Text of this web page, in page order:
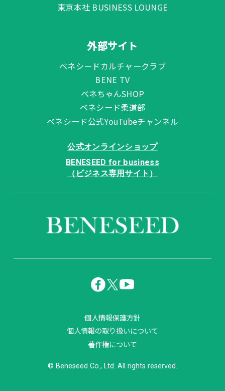
東京本社 BUSINESS LOUNGE
外部サイト
ベネシードカルチャークラブ
BENE TV
ベネちゃんSHOP
ベネシード柔道部
ベネシード公式YouTubeチャンネル
公式オンラインショップ
BENESEED for business
（ビジネス専用サイト）
個人情報保護方針
個人情報の取り扱いについて
著作権について
© Beneseed Co., Ltd. All rights reserved.